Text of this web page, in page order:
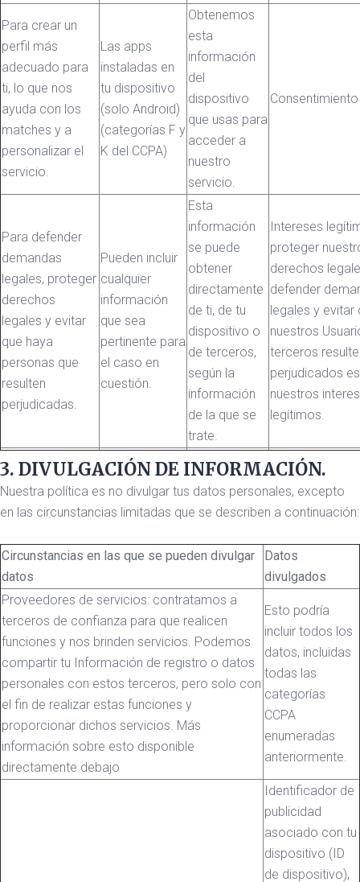
Para crear un
perfil más
adecuado para
ti, lo que nos
ayuda con los
matches y a
personalizar el
servicio.
Las apps
instaladas en
tu dispositivo
(solo Android)
(categorías F y
K del CCPA)
Obtenemos
esta
información
del
dispositivo
que usas para
acceder a
nuestro
servicio.
Consentimiento
Para defender
demandas
legales, proteger
derechos
legales y evitar
que haya
personas que
resulten
perjudicadas.
Pueden incluir
cualquier
información
que sea
pertinente para
el caso en
cuestión.
Esta
información
se puede
obtener
directamente
de ti, de tu
dispositivo o
de terceros,
según la
información
de la que se
trate.
Intereses
proteger
derechos
defender
legales y evitar
nuestros
terceros
perjudicados
nuestros
legítimos.
3. DIVULGACIÓN DE INFORMACIÓN.
Nuestra política es no divulgar tus datos personales, excepto
en las circunstancias limitadas que se describen a continuación:
Circunstancias en las que se pueden divulgar
datos
Datos
divulgados
Proveedores de servicios: contratamos a
terceros de confianza para que realicen
funciones y nos brinden servicios. Podemos
compartir tu Información de registro o datos
personales con estos terceros, pero solo con
el fin de realizar estas funciones y
proporcionar dichos servicios. Más
información sobre esto disponible
directamente debajo
Esto podría
incluir todos los
datos, incluidas
todas las
categorías
CCPA
enumeradas
anteriormente.
Identificador de
publicidad
asociado con tu
dispositivo (ID
de dispositivo),